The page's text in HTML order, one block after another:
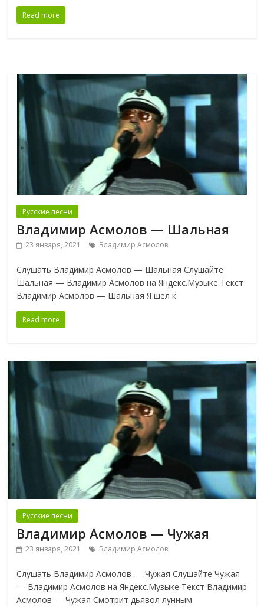
Read more
Русские песни
Владимир Асмолов — Шальная
23 января, 2021 Владимир Асмолов
Слушать Владимир Асмолов — Шальная Слушайте
Шальная — Владимир Асмолов на Яндекс.Музыке Текст
Владимир Асмолов — Шальная Я шел к
Read more
Русские песни
Владимир Асмолов — Чужая
23 января, 2021 Владимир Асмолов
Слушать Владимир Асмолов — Чужая Слушайте Чужая
— Владимир Асмолов на Яндекс.Музыке Текст Владимир
Асмолов — Чужая Смотрит дьявол лунным